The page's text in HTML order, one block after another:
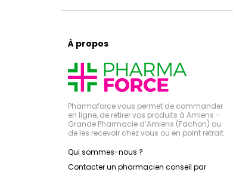
À propos
Pharmaforce vous permet de commander
en ligne, de retirer vos produits à Amiens -
Grande Pharmacie d’Amiens (Fachon) ou
de les recevoir chez vous ou en point retrait
Qui sommes-nous ?
Contacter un pharmacien conseil par